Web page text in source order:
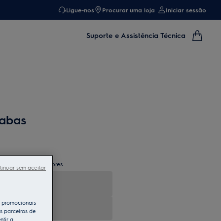
Ligue-nos Procurar uma loja Iniciar sessão
Suporte e Assistência Técnica
e extratores
promocionais
parceiros de
a
sem aceitar